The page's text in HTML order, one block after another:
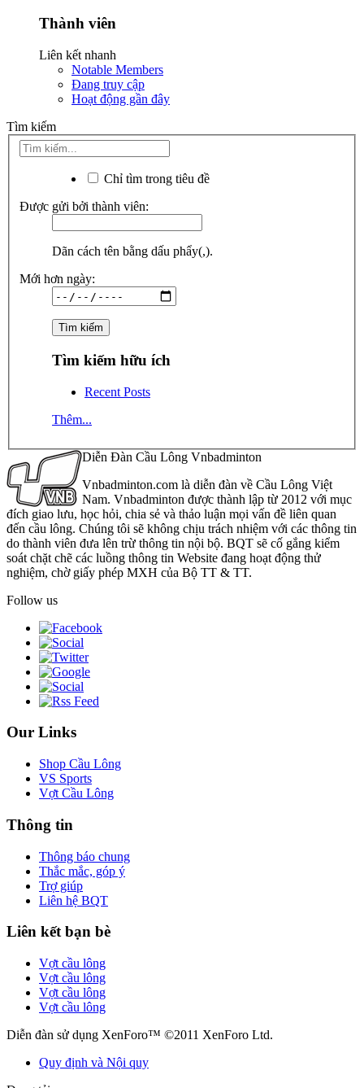
Thành viên
Liên kết nhanh
Notable Members
Đang truy cập
Hoạt động gần đây
Tìm kiếm
Chỉ tìm trong tiêu đề
Được gửi bởi thành viên:
Dãn cách tên bằng dấu phẩy(,).
Mới hơn ngày:
Tìm kiếm hữu ích
Recent Posts
Thêm...
Diễn Đàn Cầu Lông Vnbadminton
Vnbadminton.com là diễn đàn về Cầu Lông Việt
Nam. Vnbadminton được thành lập từ 2012 với mục
đích giao lưu, học hỏi, chia sẻ và thảo luận mọi vấn đề liên quan
đến cầu lông. Chúng tôi sẽ không chịu trách nhiệm với các thông tin
do thành viên đưa lên trừ thông tin nội bộ. BQT sẽ cố gắng kiểm
soát chặt chẽ các luồng thông tin Website đang hoạt động thử
nghiệm, chờ giấy phép MXH của Bộ TT & TT.
Follow us
Our Links
Shop Cầu Lông
VS Sports
Vợt Cầu Lông
Thông tin
Thông báo chung
Thắc mắc, góp ý
Trợ giúp
Liên hệ BQT
Liên kết bạn bè
Vợt cầu lông
Vợt cầu lông
Vợt cầu lông
Vợt cầu lông
Diễn đàn sử dụng XenForo™ ©2011 XenForo Ltd.
Quy định và Nội quy